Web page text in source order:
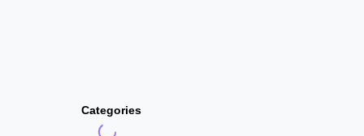
Categories